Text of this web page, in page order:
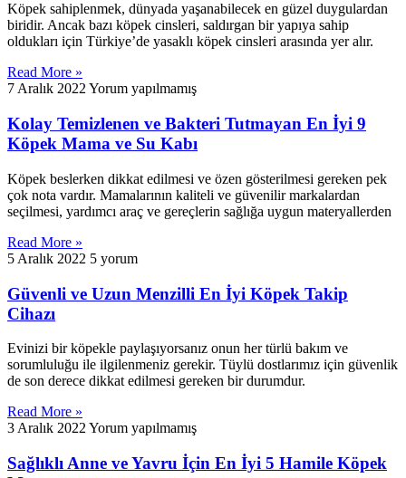
Köpek sahiplenmek, dünyada yaşanabilecek en güzel duygulardan
biridir. Ancak bazı köpek cinsleri, saldırgan bir yapıya sahip
oldukları için Türkiye’de yasaklı köpek cinsleri arasında yer alır.
Read More »
7 Aralık 2022 Yorum yapılmamış
Kolay Temizlenen ve Bakteri Tutmayan En İyi 9
Köpek Mama ve Su Kabı
Köpek beslerken dikkat edilmesi ve özen gösterilmesi gereken pek
çok nota vardır. Mamalarının kaliteli ve güvenilir markalardan
seçilmesi, yardımcı araç ve gereçlerin sağlığa uygun materyallerden
Read More »
5 Aralık 2022 5 yorum
Güvenli ve Uzun Menzilli En İyi Köpek Takip
Cihazı
Evinizi bir köpekle paylaşıyorsanız onun her türlü bakım ve
sorumluluğu ile ilgilenmeniz gerekir. Tüylü dostlarımız için güvenlik
de son derece dikkat edilmesi gereken bir durumdur.
Read More »
3 Aralık 2022 Yorum yapılmamış
Sağlıklı Anne ve Yavru İçin En İyi 5 Hamile Köpek